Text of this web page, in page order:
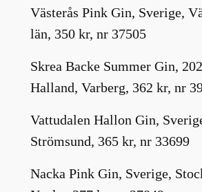
Västerås Pink Gin, Sverige,
län, 350 kr, nr 37505
Skrea Backe Summer Gin,
Halland, Varberg, 362 kr, nr
Vattudalen Hallon Gin,
Strömsund, 365 kr, nr 33699
Nacka Pink Gin, Sverige,